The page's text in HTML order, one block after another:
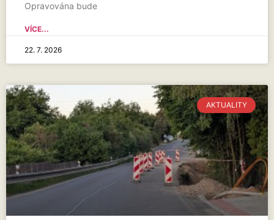
Opravována bude
VÍCE...
22. 7. 2026
AKTUALITY